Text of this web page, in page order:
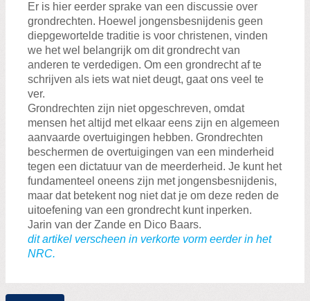
Er is hier eerder sprake van een discussie over
grondrechten. Hoewel jongensbesnijdenis geen
diepgewortelde traditie is voor christenen, vinden
we het wel belangrijk om dit grondrecht van
anderen te verdedigen. Om een grondrecht af te
schrijven als iets wat niet deugt, gaat ons veel te
ver.
Grondrechten zijn niet opgeschreven, omdat
mensen het altijd met elkaar eens zijn en algemeen
aanvaarde overtuigingen hebben. Grondrechten
beschermen de overtuigingen van een minderheid
tegen een dictatuur van de meerderheid. Je kunt het
fundamenteel oneens zijn met jongensbesnijdenis,
maar dat betekent nog niet dat je om deze reden de
uitoefening van een grondrecht kunt inperken.
Jarin van der Zande en Dico Baars.
dit artikel verscheen in verkorte vorm eerder in het
NRC.